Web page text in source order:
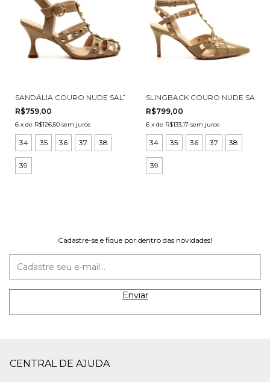
SANDÁLIA COURO NUDE SALTO MÉDIO CECCONELLO 3031001-1
R$759,00
6 x de R$126,50 sem juros
34 35 36 37 38
39
SLINGBACK COURO NUDE
R$799,00
6 x de R$133,17 sem juros
34 35 36 37 38
39
Cadastre-se e fique por dentro das novidades!
CENTRAL DE AJUDA